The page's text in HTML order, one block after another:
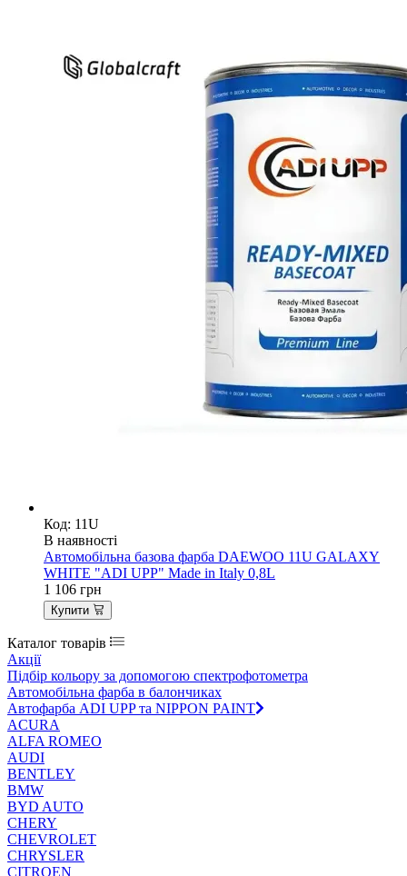
Код: 11U
В наявності
Автомобільна базова фарба DAEWOO 11U GALAXY
WHITE "ADI UPP" Made in Italy 0,8L
1 106 грн
Купити
Каталог товарів
Акції
Підбір кольору за допомогою спектрофотометра
Автомобільна фарба в балончиках
Автофарба ADI UPP та NIPPON PAINT
ACURA
ALFA ROMEO
AUDI
BENTLEY
BMW
BYD AUTO
CHERY
CHEVROLET
CHRYSLER
CITROEN